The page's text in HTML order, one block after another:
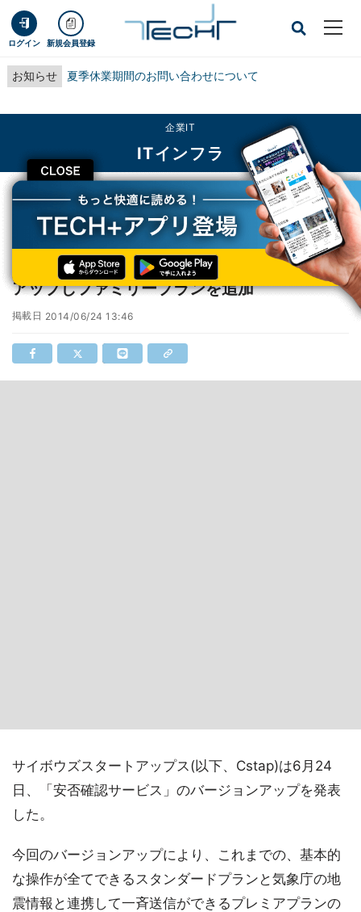
ログイン 新規会員登録
お知らせ 夏季休業期間のお問い合わせについて
CLOSE
企業IT
ITインフラ
TECH+ 企業IT
ITインフラ
Cstap、「安否確認サービス」をバージョンアップしファミリープランを追加
Cstap、「安否確認サービス」をバージョン
アップしファミリープランを追加
掲載日 2014/06/24 13:46
サイボウズスタートアップス(以下、Cstap)は6月24
日、「安否確認サービス」のバージョンアップを発表
した。
今回のバージョンアップにより、これまでの、基本的
な操作が全てできるスタンダードプランと気象庁の地
震情報と連携して一斉送信ができるプレミアプランの